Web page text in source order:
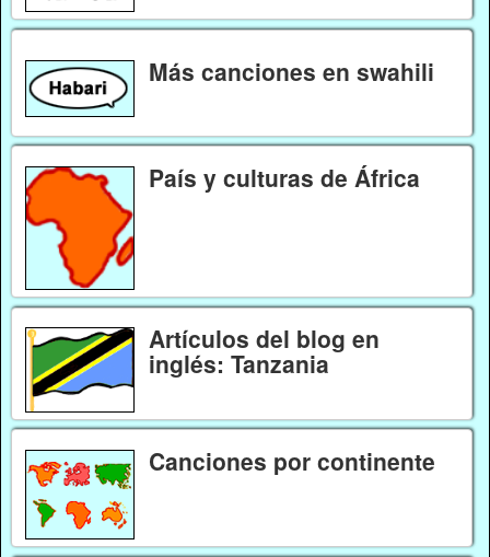
Más canciones en swahili
País y culturas de África
Artículos del blog en
inglés: Tanzania
Canciones por continente